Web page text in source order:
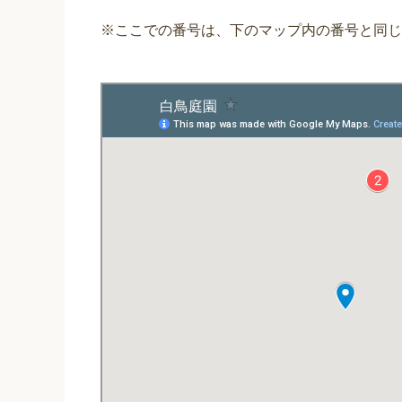
※ここでの番号は、下のマップ内の番号と同